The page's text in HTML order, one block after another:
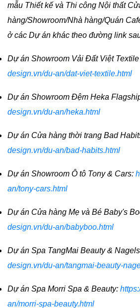
mẫu Thiết kế và Thi công Nội thất
hàng/Showroom/Nhà hàng/Quán
ở các Dự án khác theo đường link
Dự án Showroom Vải Đất Việt
design.vn/du-an/dat-viet-textile.html
Dự án Showroom Đệm Heka
design.vn/du-an/heka.html
Dự án Cửa hàng thời trang Bad
design.vn/du-an/bad-habits.html
Dự án Showroom Ô tô Tony & Cars:
an/tony-cars.html
Dự án Cửa hàng Mẹ và Bé Baby's
design.vn/du-an/babyboo.html
Dự án Spa TangMai Beauty &
design.vn/du-an/tangmai-beauty-
Dự án Spa Morri Spa & Beauty:
an/morri-spa-beauty.html